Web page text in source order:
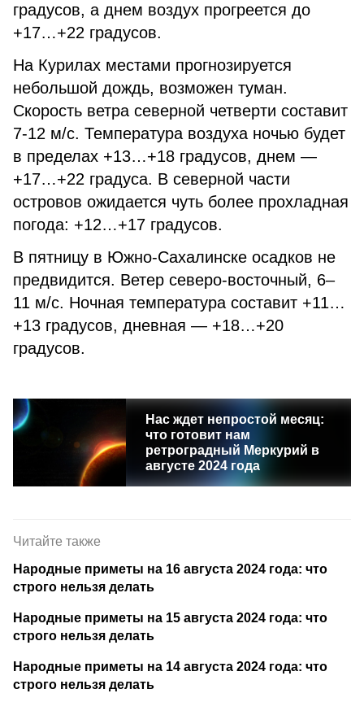
градусов, а днем воздух прогреется до
+17…+22 градусов.
На Курилах местами прогнозируется
небольшой дождь, возможен туман.
Скорость ветра северной четверти составит
7-12 м/c. Температура воздуха ночью будет
в пределах +13…+18 градусов, днем —
+17…+22 градуса. В северной части
островов ожидается чуть более прохладная
погода: +12…+17 градусов.
В пятницу в Южно-Сахалинске осадков не
предвидится. Ветер северо-восточный, 6–
11 м/с. Ночная температура составит +11…
+13 градусов, дневная — +18…+20
градусов.
Нас ждет непростой месяц:
что готовит нам
ретроградный Меркурий в
августе 2024 года
Читайте также
Народные приметы на 16 августа 2024 года: что
строго нельзя делать
Народные приметы на 15 августа 2024 года: что
строго нельзя делать
Народные приметы на 14 августа 2024 года: что
строго нельзя делать